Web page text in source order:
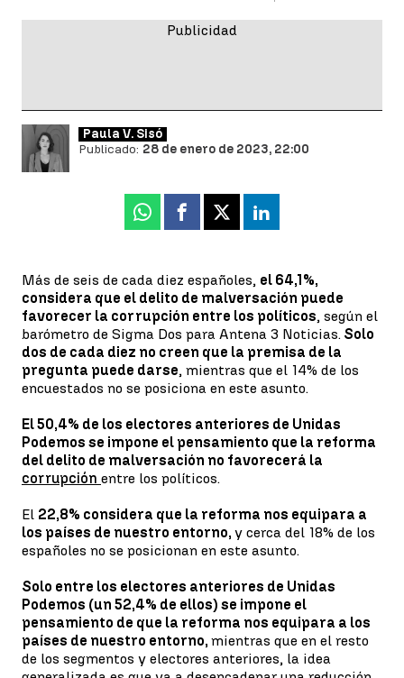
Paula V. Sisó
Publicado: 28 de enero de 2023, 22:00
Whatsapp
Facebook
X Linkedin
Más de seis de cada diez españoles, el 64,1%,
considera que el delito de malversación puede
favorecer la corrupción entre los políticos, según el
barómetro de Sigma Dos para Antena 3 Noticias. Solo
dos de cada diez no creen que la premisa de la
pregunta puede darse, mientras que el 14% de los
encuestados no se posiciona en este asunto.
El 50,4% de los electores anteriores de Unidas
Podemos se impone el pensamiento que la reforma
del delito de malversación no favorecerá la
corrupción entre los políticos.
El 22,8% considera que la reforma nos equipara a
los países de nuestro entorno, y cerca del 18% de los
españoles no se posicionan en este asunto.
Solo entre los electores anteriores de Unidas
Podemos (un 52,4% de ellos) se impone el
pensamiento de que la reforma nos equipara a los
países de nuestro entorno, mientras que en el resto
de los segmentos y electores anteriores, la idea